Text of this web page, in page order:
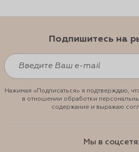
Подпишитесь на
Нажимая «Подписаться» я подтверждаю,
в отношении обработки
содержание и выражаю
Мы в